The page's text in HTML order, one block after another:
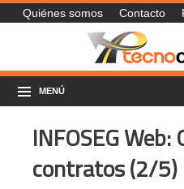
Quiénes somos Contacto
MENÚ
INFOSEG Web:
contratos (2/5)